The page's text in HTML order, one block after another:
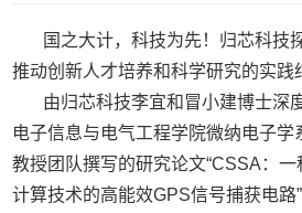
国之大计，科技为先！归芯科技
推动创新人才培养和科学研究的实践
由归芯科技李宜和冒小建博士深
电子信息与电气工程学院微纳电子
教授团队撰写的研究论文“CSSA：
计算技术的高能效GPS信号捕获电路